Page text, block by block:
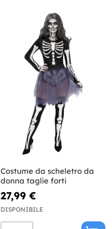
Costume da scheletro da
donna taglie forti
27,99 €
DISPONIBILE